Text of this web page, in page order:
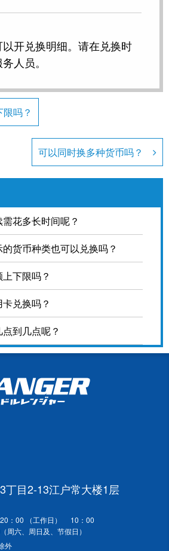
开兑换明细。请在兑换时
人员。
吗？
可以同时换多种货币吗？
花多长时间呢？
货币种类也可以兑换吗？
下限吗？
兑换吗？
到几点呢？
丁目2-13江户常大楼1层
：00 （工作日） 10：00
周六、周日及、节假日）
外